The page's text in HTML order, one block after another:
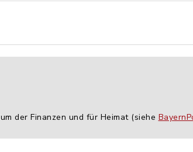
der Finanzen und für Heimat (siehe